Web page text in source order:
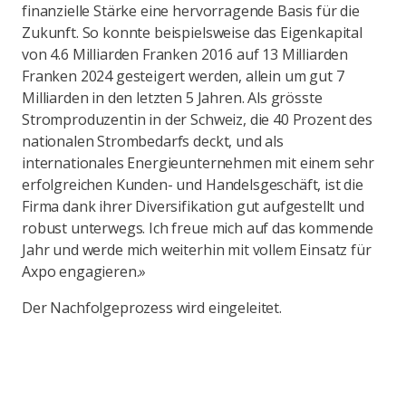
finanzielle Stärke eine hervorragende Basis für die
Zukunft. So konnte beispielsweise das Eigenkapital
von 4.6 Milliarden Franken 2016 auf 13 Milliarden
Franken 2024 gesteigert werden, allein um gut 7
Milliarden in den letzten 5 Jahren. Als grösste
Stromproduzentin in der Schweiz, die 40 Prozent des
nationalen Strombedarfs deckt, und als
internationales Energieunternehmen mit einem sehr
erfolgreichen Kunden- und Handelsgeschäft, ist die
Firma dank ihrer Diversifikation gut aufgestellt und
robust unterwegs. Ich freue mich auf das kommende
Jahr und werde mich weiterhin mit vollem Einsatz für
Axpo engagieren.»
Der Nachfolgeprozess wird eingeleitet.